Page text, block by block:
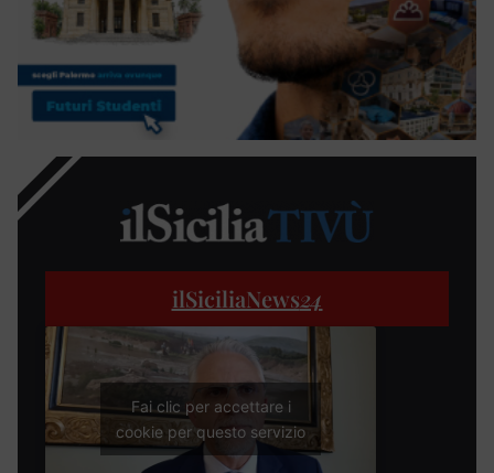
ilSiciliaNews24
Fai clic per accettare i
cookie per questo servizio